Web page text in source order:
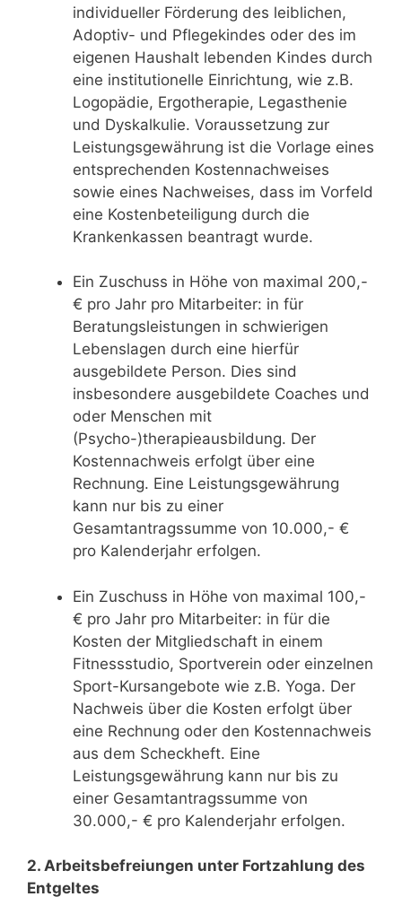
individueller Förderung des leiblichen,
Adoptiv- und Pflegekindes oder des im
eigenen Haushalt lebenden Kindes durch
eine institutionelle Einrichtung, wie z.B.
Logopädie, Ergotherapie, Legasthenie
und Dyskalkulie. Voraussetzung zur
Leistungsgewährung ist die Vorlage eines
entsprechenden Kostennachweises
sowie eines Nachweises, dass im Vorfeld
eine Kostenbeteiligung durch die
Krankenkassen beantragt wurde.
Ein Zuschuss in Höhe von maximal 200,-
€ pro Jahr pro Mitarbeiter: in für
Beratungsleistungen in schwierigen
Lebenslagen durch eine hierfür
ausgebildete Person. Dies sind
insbesondere ausgebildete Coaches und
oder Menschen mit
(Psycho-)therapieausbildung. Der
Kostennachweis erfolgt über eine
Rechnung. Eine Leistungsgewährung
kann nur bis zu einer
Gesamtantragssumme von 10.000,- €
pro Kalenderjahr erfolgen.
Ein Zuschuss in Höhe von maximal 100,-
€ pro Jahr pro Mitarbeiter: in für die
Kosten der Mitgliedschaft in einem
Fitnessstudio, Sportverein oder einzelnen
Sport-Kursangebote wie z.B. Yoga. Der
Nachweis über die Kosten erfolgt über
eine Rechnung oder den Kostennachweis
aus dem Scheckheft. Eine
Leistungsgewährung kann nur bis zu
einer Gesamtantragssumme von
30.000,- € pro Kalenderjahr erfolgen.
2. Arbeitsbefreiungen unter Fortzahlung des
Entgeltes